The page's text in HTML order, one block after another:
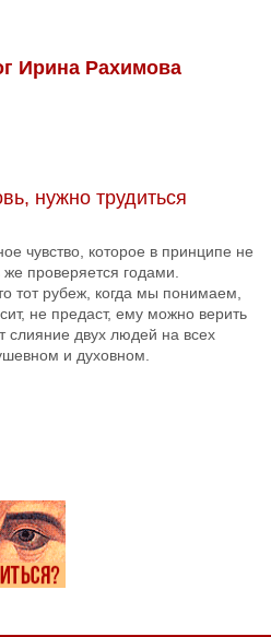
Ирина Рахимова
нужно трудиться
чувство, которое в принципе не
проверяется годами.
тот рубеж, когда мы понимаем,
не предаст, ему можно верить
слияние двух людей на всех
и духовном.